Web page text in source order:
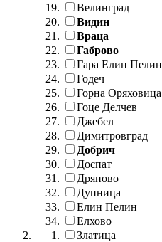
Велинград
Видин
Враца
Габрово
Гара Елин Пелин
Годеч
Горна Оряховица
Гоце Делчев
Джебел
Димитровград
Добрич
Доспат
Дряново
Дупница
Елин Пелин
Елхово
Златица